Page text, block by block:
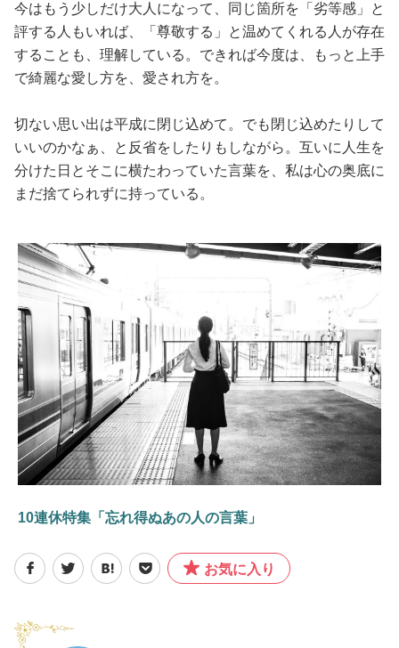
今はもう少しだけ大人になって、同じ箇所を「劣等感」と
評する人もいれば、「尊敬する」と温めてくれる人が存在
することも、理解している。できれば今度は、もっと上手
で綺麗な愛し方を、愛され方を。
切ない思い出は平成に閉じ込めて。でも閉じ込めたりして
いいのかなぁ、と反省をしたりもしながら。互いに人生を
分けた日とそこに横たわっていた言葉を、私は心の奥底に
まだ捨てられずに持っている。
10連休特集「忘れ得ぬあの人の言葉」
お気に入り